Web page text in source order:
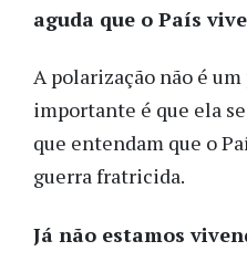
aguda que o País
A polarização não é
importante é que ela
que entendam que o
guerra fratricida.
Já não estamos